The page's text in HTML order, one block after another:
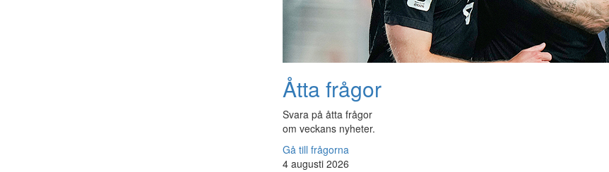
Åtta frågor
Svara på åtta frågor
om veckans nyheter.
Gå till frågorna
4 augusti 2026